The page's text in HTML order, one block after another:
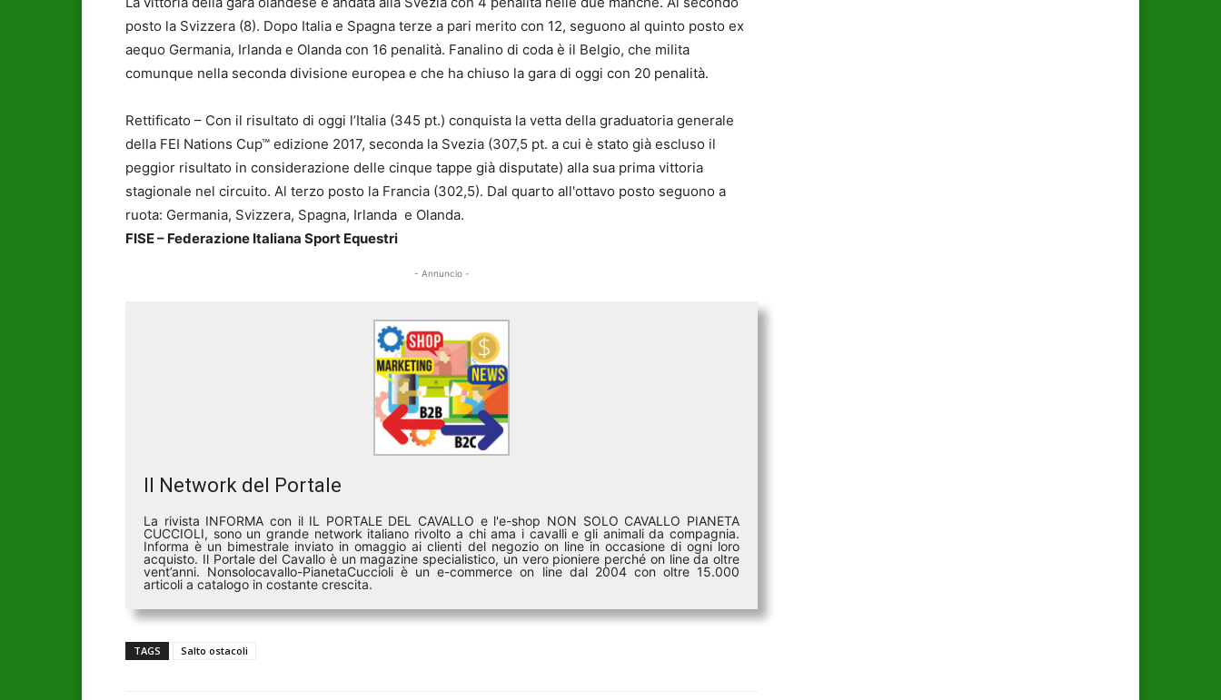
posto la Svizzera (8). Dopo Italia e Spagna terze a pari merito con 12, seguono al quinto posto ex
aequo Germania, Irlanda e Olanda con 16 penalità. Fanalino di coda è il Belgio, che milita
comunque nella seconda divisione europea e che ha chiuso la gara di oggi con 20 penalità.
Rettificato – Con il risultato di oggi l’Italia (345 pt.) conquista la vetta della graduatoria generale
della FEI Nations Cup™ edizione 2017, seconda la Svezia (307,5 pt. a cui è stato già escluso il
peggior risultato in considerazione delle cinque tappe già disputate) alla sua prima vittoria
stagionale nel circuito. Al terzo posto la Francia (302,5). Dal quarto all'ottavo posto seguono a
ruota: Germania, Svizzera, Spagna, Irlanda e Olanda.
FISE – Federazione Italiana Sport Equestri
- Annuncio -
Il Network del Portale
La rivista INFORMA con il IL PORTALE DEL CAVALLO e l'e-shop NON SOLO CAVALLO PIANETA
CUCCIOLI, sono un grande network italiano rivolto a chi ama i cavalli e gli animali da compagnia.
Informa è un bimestrale inviato in omaggio ai clienti del negozio on line in occasione di ogni loro
acquisto. Il Portale del Cavallo è un magazine specialistico, un vero pioniere perché on line da oltre
vent’anni. Nonsolocavallo-PianetaCuccioli è un e-commerce on line dal 2004 con oltre 15.000
articoli a catalogo in costante crescita.
TAGS Salto ostacoli